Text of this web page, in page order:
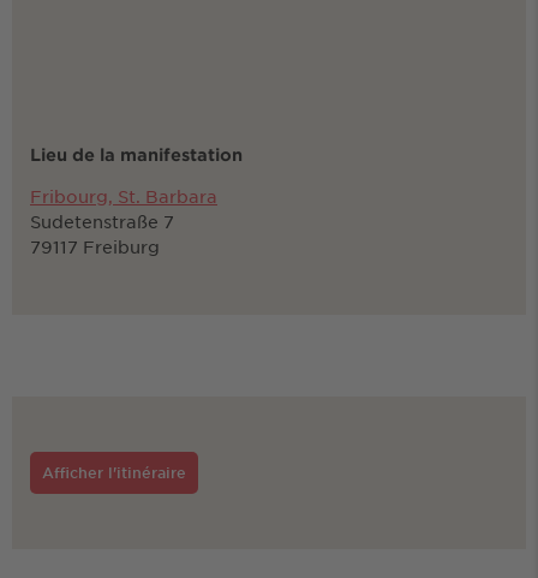
Lieu de la manifestation
Fribourg, St. Barbara
Sudetenstraße 7
79117 Freiburg
Afficher l'itinéraire